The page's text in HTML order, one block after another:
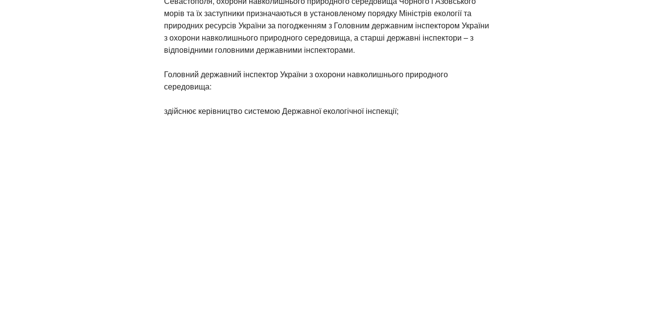
морів та їх заступники призначаються в установленому порядку Міністрів екології та
природних ресурсів України за погодженням з Головним державним інспектором України
з охорони навколишнього природного середовища, а старші державні інспектори – з
відповідними головними державними інспекторами.
Головний державний інспектор України з охорони навколишнього природного
середовища:
здійснює керівництво системою Державної екологічної інспекції;